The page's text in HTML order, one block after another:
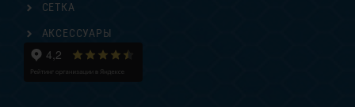
СЕТКА
АКСЕССУАРЫ